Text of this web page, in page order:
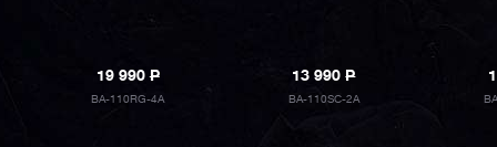
19 990P
BA-110RG-4A
13 990P
BA-110SC-2A